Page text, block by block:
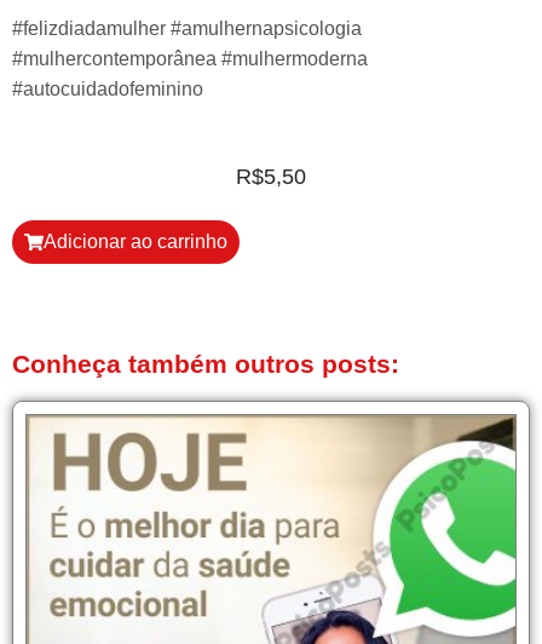
#felizdiadamulher #amulhernapsicologia
#mulhercontemporânea #mulhermoderna
#autocuidadofeminino
R$5,50
Adicionar ao carrinho
Conheça também outros posts: